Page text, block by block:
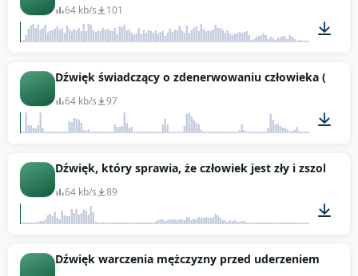
64 kb/s 101
00:13
Dźwięk świadczący o zdenerwowaniu człowieka
64 kb/s 97
00:13
Dźwięk, który sprawia, że człowiek jest zły i
64 kb/s 89
00:01
Dźwięk warczenia mężczyzny przed uderzeniem